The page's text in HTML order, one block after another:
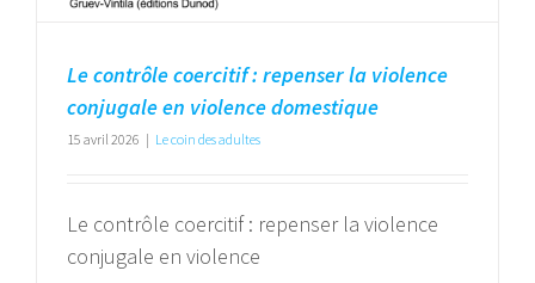
Le contrôle coercitif : repenser la violence
conjugale en violence domestique
15 avril 2026 | Le coin des adultes
Le contrôle coercitif : repenser la violence
conjugale en violence